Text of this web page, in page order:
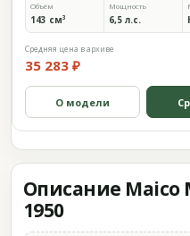
Объём
143 см³
Мощность
6,5 л.с.
Средняя цена в архиве
35 283 ₽
О модели
Описание Maico
1950